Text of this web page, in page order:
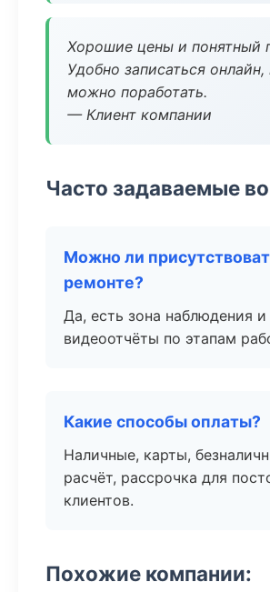
Хорошие цены и понятный
Удобно записаться онлайн,
можно поработать.
— Клиент компании
Часто задаваемые
Можно ли
ремонте?
Да, есть зона наблюдения
видеоотчёты по этапам
Какие способы оплаты?
Наличные, карты,
расчёт, рассрочка для
клиентов.
Похожие компании: